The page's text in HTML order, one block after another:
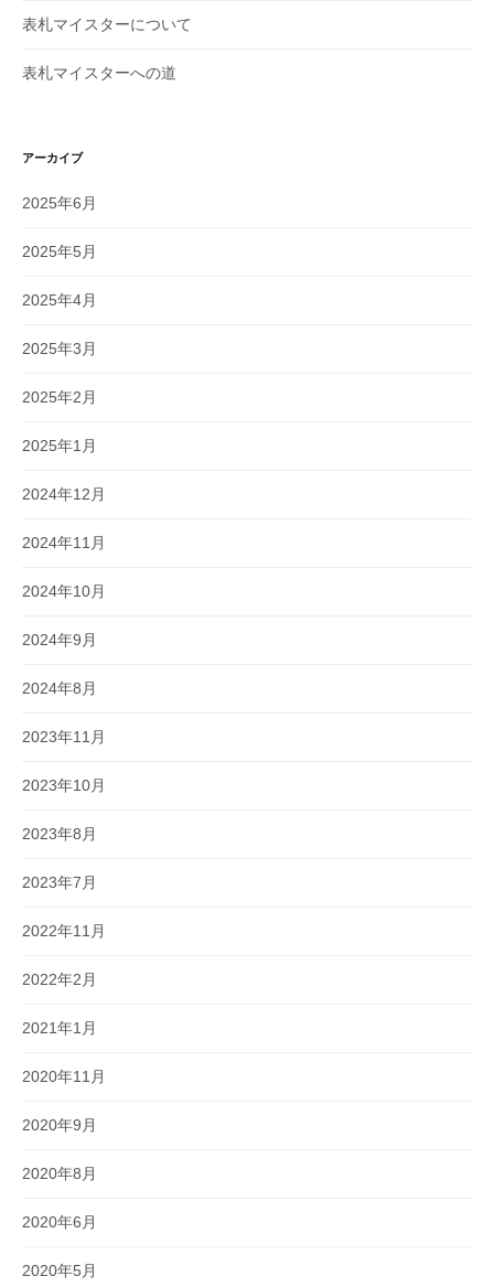
表札マイスターについて
表札マイスターへの道
アーカイブ
2025年6月
2025年5月
2025年4月
2025年3月
2025年2月
2025年1月
2024年12月
2024年11月
2024年10月
2024年9月
2024年8月
2023年11月
2023年10月
2023年8月
2023年7月
2022年11月
2022年2月
2021年1月
2020年11月
2020年9月
2020年8月
2020年6月
2020年5月